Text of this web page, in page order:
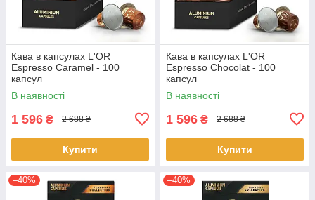
Кава в капсулах L'OR
Espresso Caramel - 100
капсул
В наявності
1 596 ₴ 2 688 ₴
Купити
Кава в капсулах L'OR
Espresso Chocolat - 100
капсул
В наявності
1 596 ₴ 2 688 ₴
Купити
–40% –40%